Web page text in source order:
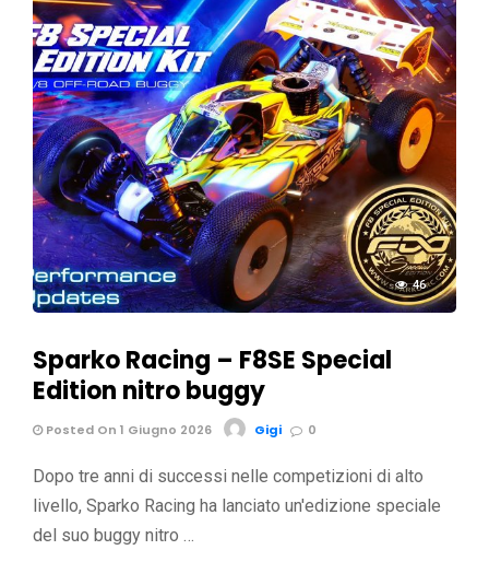
46
Sparko Racing – F8SE Special
Edition nitro buggy
Posted On 1 Giugno 2026 Gigi 0
Dopo tre anni di successi nelle competizioni di alto
livello, Sparko Racing ha lanciato un'edizione speciale
del suo buggy nitro …